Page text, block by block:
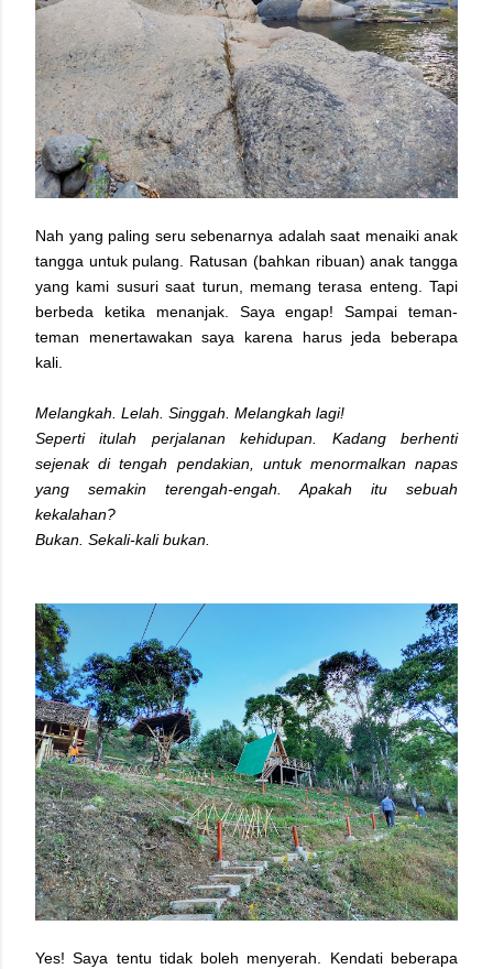
Nah yang paling seru sebenarnya adalah saat menaiki anak
tangga untuk pulang. Ratusan (bahkan ribuan) anak tangga
yang kami susuri saat turun, memang terasa enteng. Tapi
berbeda ketika menanjak. Saya engap! Sampai teman-
teman menertawakan saya karena harus jeda beberapa
kali.
Melangkah. Lelah. Singgah. Melangkah lagi!
Seperti itulah perjalanan kehidupan. Kadang berhenti
sejenak di tengah pendakian, untuk menormalkan napas
yang semakin terengah-engah. Apakah itu sebuah
kekalahan?
Bukan. Sekali-kali bukan.
Yes! Saya tentu tidak boleh menyerah. Kendati beberapa